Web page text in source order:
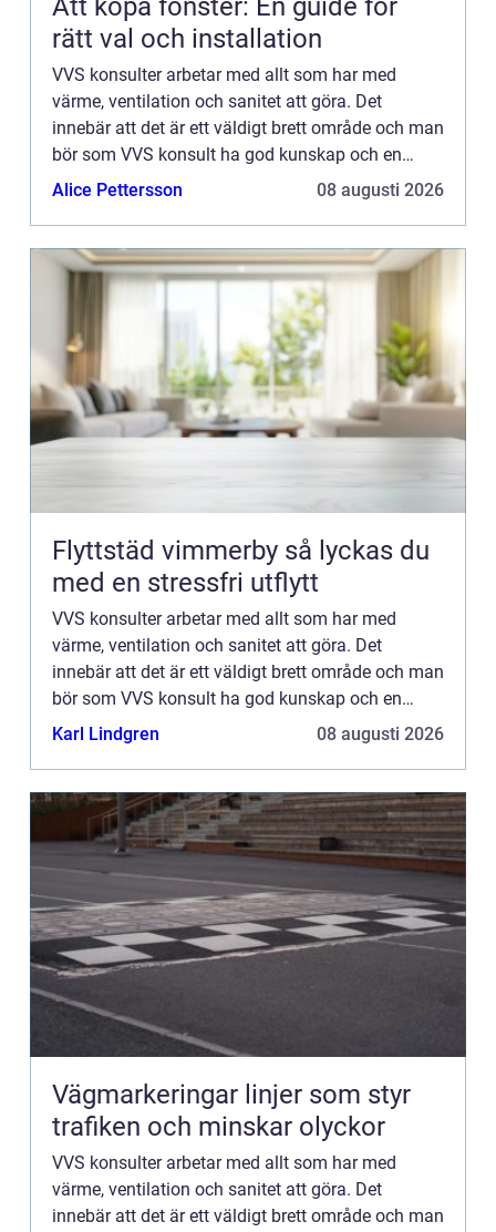
Att köpa fönster: En guide för
rätt val och installation
VVS konsulter arbetar med allt som har med
värme, ventilation och sanitet att göra. Det
innebär att det är ett väldigt brett område och man
bör som VVS konsult ha god kunskap och en
gedigen utbildning inom varje gr...
Alice Pettersson 08 augusti 2026
Flyttstäd vimmerby så lyckas du
med en stressfri utflytt
VVS konsulter arbetar med allt som har med
värme, ventilation och sanitet att göra. Det
innebär att det är ett väldigt brett område och man
bör som VVS konsult ha god kunskap och en
gedigen utbildning inom varje gr...
Karl Lindgren 08 augusti 2026
Vägmarkeringar linjer som styr
trafiken och minskar olyckor
VVS konsulter arbetar med allt som har med
värme, ventilation och sanitet att göra. Det
innebär att det är ett väldigt brett område och man